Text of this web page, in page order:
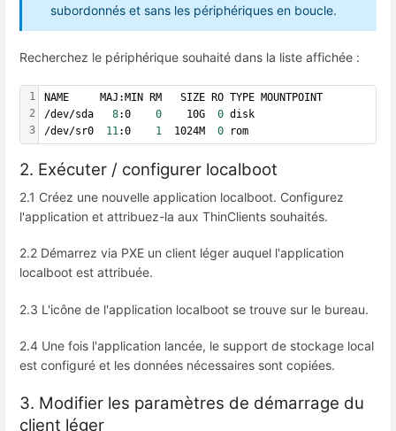
subordonnés et sans les périphériques en boucle.
Recherchez le périphérique souhaité dans la liste affichée :
1
2
3
NAME     MAJ:MIN RM   SIZE RO TYPE MOUNTPOINT
/dev/sda 8:0 0
    10G
0 disk
/dev/sr0 11 :0 1
  1024M
0 rom
2. Exécuter / configurer localboot
2.1 Créez une nouvelle application localboot. Configurez
l'application et attribuez-la aux ThinClients souhaités.
2.2 Démarrez via PXE un client léger auquel l'application
localboot est attribuée.
2.3 L'icône de l'application localboot se trouve sur le bureau.
2.4 Une fois l'application lancée, le support de stockage local
est configuré et les données nécessaires sont copiées.
3. Modifier les paramètres de démarrage du
client léger